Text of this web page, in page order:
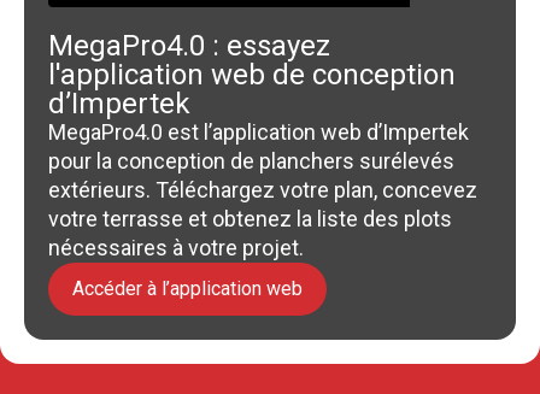
MegaPro4.0 : essayez
l'application web de conception
d’Impertek
MegaPro4.0 est l’application web d’Impertek
pour la conception de planchers surélevés
extérieurs. Téléchargez votre plan, concevez
votre terrasse et obtenez la liste des plots
nécessaires à votre projet.
Accéder à l’application web